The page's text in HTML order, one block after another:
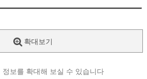
확대보기
정보를 확대해 보실 수 있습니다